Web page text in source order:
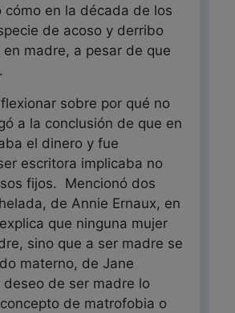
cómo en la década de los
de acoso y derribo
madre, a pesar de que
sobre por qué no
a la conclusión de que en
el dinero y fue
escritora implicaba no
fijos. Mencionó dos
de Annie Ernaux, en
que ninguna mujer
sino que a ser madre se
materno, de Jane
deseo de ser madre lo
de matrofobia o